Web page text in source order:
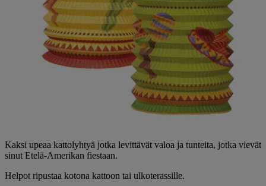
Kaksi upeaa kattolyhtyä jotka levittävät valoa ja tunteita, jotka vievät
sinut Etelä-Amerikan fiestaan.
Helpot ripustaa kotona kattoon tai ulkoterassille.